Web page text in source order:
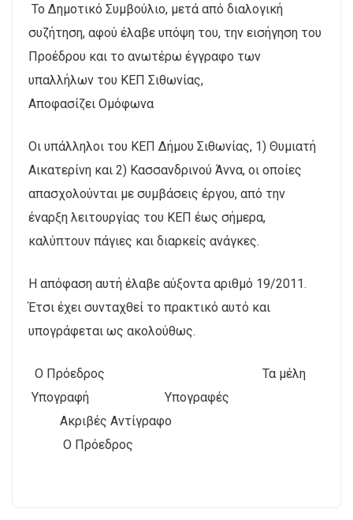
Το Δημοτικό Συμβούλιο, μετά από διαλογική
συζήτηση, αφού έλαβε υπόψη του, την εισήγηση του
Προέδρου και το ανωτέρω έγγραφο των
υπαλλήλων του ΚΕΠ Σιθωνίας,
Αποφασίζει Ομόφωνα
Οι υπάλληλοι του ΚΕΠ Δήμου Σιθωνίας, 1) Θυμιατή
Αικατερίνη και 2) Κασσανδρινού Άννα, οι οποίες
απασχολούνται με συμβάσεις έργου, από την
έναρξη λειτουργίας του ΚΕΠ έως σήμερα,
καλύπτουν πάγιες και διαρκείς ανάγκες.
Η απόφαση αυτή έλαβε αύξοντα αριθμό 19/2011.
Έτσι έχει συνταχθεί το πρακτικό αυτό και
υπογράφεται ως ακολούθως.
Ο Πρόεδρος Τα μέλη
Υπογραφή Υπογραφές
Ακριβές Αντίγραφο
Ο Πρόεδρος